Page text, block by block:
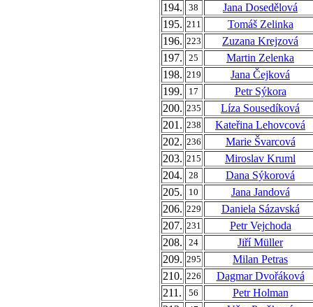
194.
38
Jana Dosedělová
195. 211
Tomáš Zelinka
196. 223
Zuzana Krejzová
197.
25
Martin Zelenka
198. 219
Jana Čejková
199.
17
Petr Sýkora
200. 235
Líza Sousedíková
201. 238
Kateřina Lehovcová
202. 236
Marie Švarcová
203. 215
Miroslav Kruml
204.
28
Dana Sýkorová
205.
10
Jana Jandová
206. 229
Daniela Sázavská
207. 231
Petr Vejchoda
208.
24
Jiří Müller
209. 295
Milan Petras
210. 226
Dagmar Dvořáková
211.
56
Petr Holman